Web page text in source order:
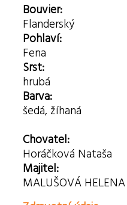
Bouvier:
Flanderský
Pohlaví:
Fena
Srst:
hrubá
Barva:
šedá, žíhaná
Chovatel:
Horáčková Nataša
Majitel:
MALUŠOVÁ HELENA